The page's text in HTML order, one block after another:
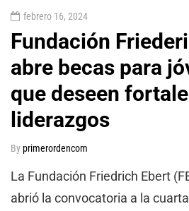
febrero 16, 2024
Fundación
abre becas para
que deseen
liderazgos
Byprimerordencom
La Fundación Friedrich Ebert
abrió la convocatoria a la